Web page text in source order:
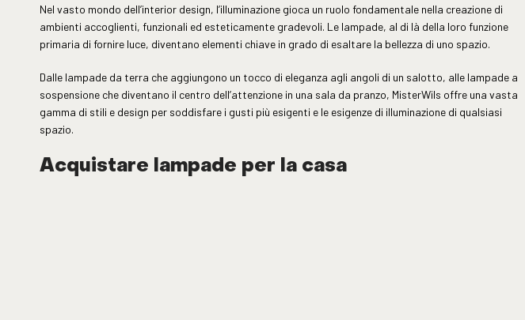
Nel vasto mondo dell’interior design, l’illuminazione gioca un ruolo fondamentale nella creazione di
ambienti accoglienti, funzionali ed esteticamente gradevoli. Le lampade, al di là della loro funzione
primaria di fornire luce, diventano elementi chiave in grado di esaltare la bellezza di uno spazio.
Dalle lampade da terra che aggiungono un tocco di eleganza agli angoli di un salotto, alle lampade a
sospensione che diventano il centro dell’attenzione in una sala da pranzo, MisterWils offre una vasta
gamma di stili e design per soddisfare i gusti più esigenti e le esigenze di illuminazione di qualsiasi
spazio.
Acquistare lampade per la casa